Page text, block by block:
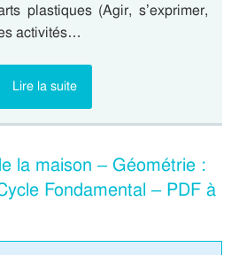
plastiques (Agir, s’exprimer,
activités…
Lire la suite
la maison – Géométrie :
Fondamental – PDF à